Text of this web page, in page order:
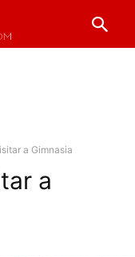
a Gimnasia
a